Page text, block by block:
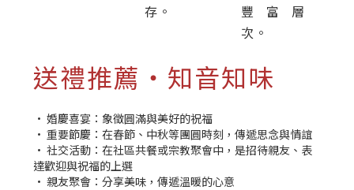
存。
豐富層
次。
送禮推薦・知音知味
• 婚慶喜宴：象徵圓滿與美好的祝福
• 重要節慶：在春節、中秋等團圓時刻，傳遞思念與情誼
• 社交活動：在社區共餐或宗教聚會中，是招待親友、表
達歡迎與祝福的上選
• 親友聚會：分享美味，傳遞溫暖的心意